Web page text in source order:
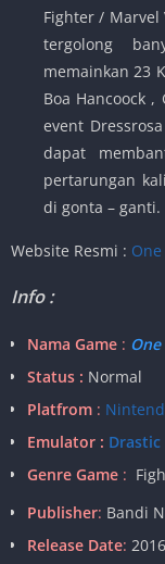
Fighter / Marvel
tergolong
memainkan 23
Boa Hancoock
event
dapat
pertarungan
di gonta – ganti.
Website Resmi :
Info :
Nama Game :
Status : Normal
Platfrom :
Emulator : Drastic
Genre Game :
Publisher: Bandi
Release Date: 2016